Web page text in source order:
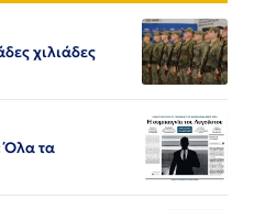
χιλιάδες
Όλα τα